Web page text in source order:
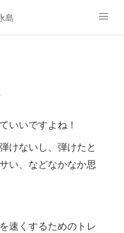
島
いいですよね！
けないし、弾けたと
い、などなかなか思
速くするためのトレ